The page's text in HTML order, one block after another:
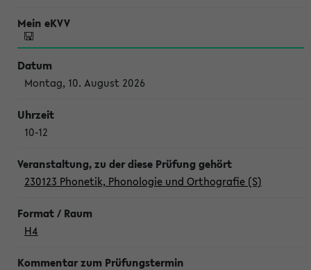
Montag, 10. August 2026
10-12
230123 Phonetik, Phonologie und Orthografie (S)
H4